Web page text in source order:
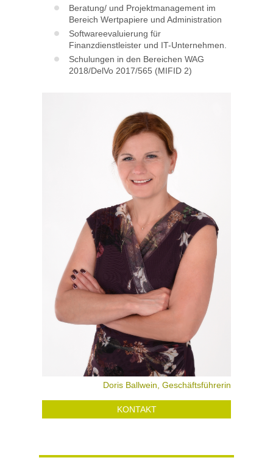
Beratung/ und Projektmanagement im
Bereich Wertpapiere und Administration
Softwareevaluierung für
Finanzdienstleister und IT-Unternehmen.
Schulungen in den Bereichen WAG
2018/DelVo 2017/565 (MIFID 2)
Doris Ballwein, Geschäftsführerin
KONTAKT